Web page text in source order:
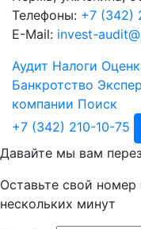
Телефоны: +7 (342)
E-Mail: invest-
Аудит Налоги
Банкротство
компании Поиск
+7 (342) 210-10-75
Давайте мы вам
Оставьте свой
нескольких минут